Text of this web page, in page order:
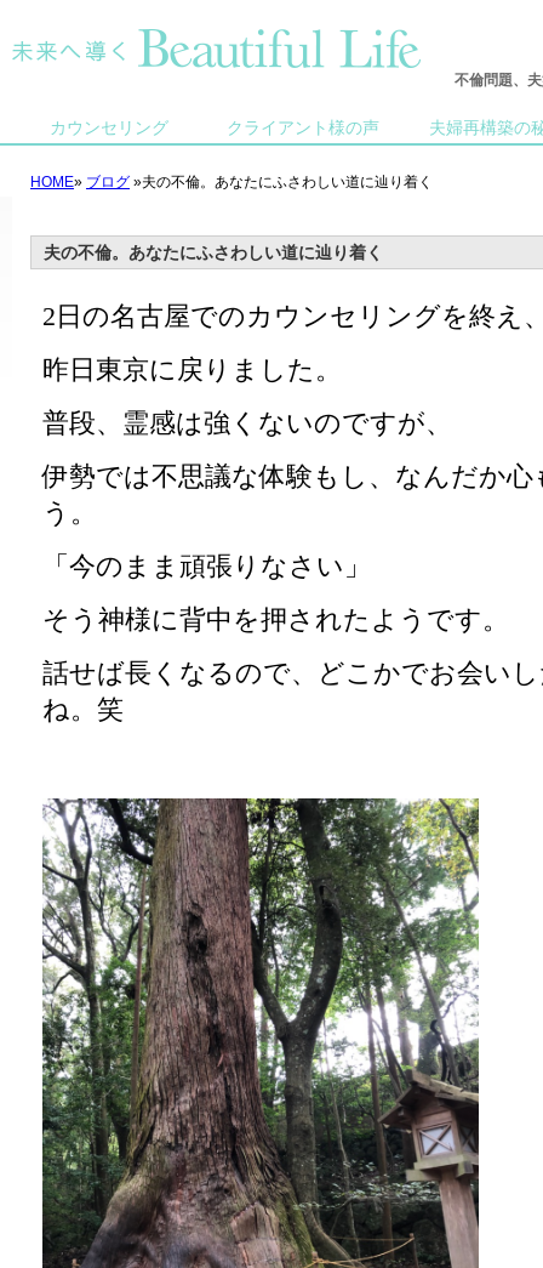
不倫問題、
カウンセリング クライアント様の声 夫婦再構築の
HOME» ブログ »夫の不倫。あなたにふさわしい道に辿り着く
夫の不倫。あなたにふさわしい道に辿り着く
2日の名古屋でのカウンセリングを終え
昨日東京に戻りました。
普段、霊感は強くないのですが、
伊勢では不思議な体験もし、なんだか
う。
「今のまま頑張りなさい」
そう神様に背中を押されたようです。
話せば長くなるので、どこかでお会い
ね。笑